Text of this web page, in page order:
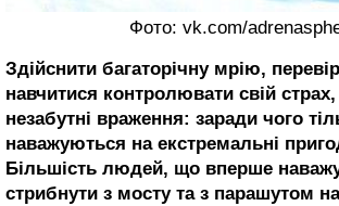
Фото: vk.com/
Здійснити багаторічну мрію,
навчитися контролювати свій
незабутні враження: заради чого
наважуються на екстремальні
Більшість людей, що вперше
стрибнути з мосту та з парашутом